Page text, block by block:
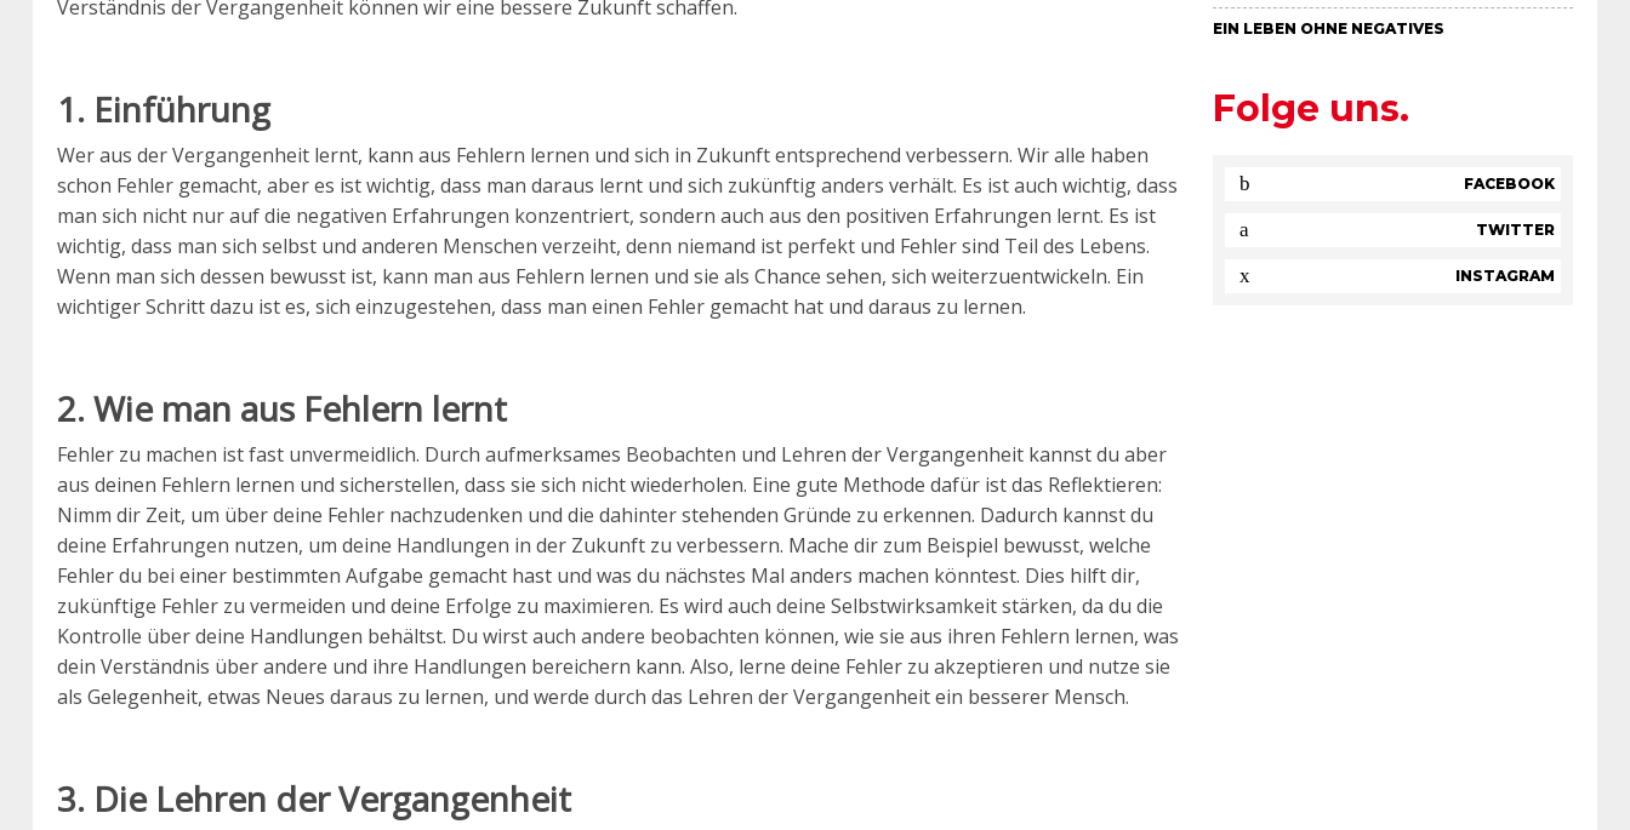
Verständnis der Vergangenheit können wir eine bessere Zukunft schaffen.
1. Einführung
Wer aus der Vergangenheit lernt, kann aus Fehlern lernen und sich in Zukunft entsprechend verbessern. Wir alle haben
schon Fehler gemacht, aber es ist wichtig, dass man daraus lernt und sich zukünftig anders verhält. Es ist auch wichtig, dass
man sich nicht nur auf die negativen Erfahrungen konzentriert, sondern auch aus den positiven Erfahrungen lernt. Es ist
wichtig, dass man sich selbst und anderen Menschen verzeiht, denn niemand ist perfekt und Fehler sind Teil des Lebens.
Wenn man sich dessen bewusst ist, kann man aus Fehlern lernen und sie als Chance sehen, sich weiterzuentwickeln. Ein
wichtiger Schritt dazu ist es, sich einzugestehen, dass man einen Fehler gemacht hat und daraus zu lernen.
2. Wie man aus Fehlern lernt
Fehler zu machen ist fast unvermeidlich. Durch aufmerksames Beobachten und Lehren der Vergangenheit kannst du aber
aus deinen Fehlern lernen und sicherstellen, dass sie sich nicht wiederholen. Eine gute Methode dafür ist das Reflektieren:
Nimm dir Zeit, um über deine Fehler nachzudenken und die dahinter stehenden Gründe zu erkennen. Dadurch kannst du
deine Erfahrungen nutzen, um deine Handlungen in der Zukunft zu verbessern. Mache dir zum Beispiel bewusst, welche
Fehler du bei einer bestimmten Aufgabe gemacht hast und was du nächstes Mal anders machen könntest. Dies hilft dir,
zukünftige Fehler zu vermeiden und deine Erfolge zu maximieren. Es wird auch deine Selbstwirksamkeit stärken, da du die
Kontrolle über deine Handlungen behältst. Du wirst auch andere beobachten können, wie sie aus ihren Fehlern lernen, was
dein Verständnis über andere und ihre Handlungen bereichern kann. Also, lerne deine Fehler zu akzeptieren und nutze sie
als Gelegenheit, etwas Neues daraus zu lernen, und werde durch das Lehren der Vergangenheit ein besserer Mensch.
3. Die Lehren der Vergangenheit
EIN LEBEN OHNE NEGATIVES
Folge uns.
FACEBOOK
TWITTER
INSTAGRAM